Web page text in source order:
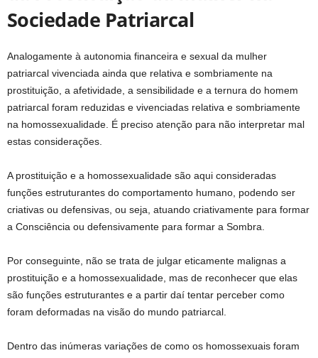
Sociedade Patriarcal
Analogamente à autonomia financeira e sexual da mulher
patriarcal vivenciada ainda que relativa e sombriamente na
prostituição, a afetividade, a sensibilidade e a ternura do homem
patriarcal foram reduzidas e vivenciadas relativa e sombriamente
na homossexualidade. É preciso atenção para não interpretar mal
estas considerações.
A prostituição e a homossexualidade são aqui consideradas
funções estruturantes do comportamento humano, podendo ser
criativas ou defensivas, ou seja, atuando criativamente para formar
a Consciência ou defensivamente para formar a Sombra.
Por conseguinte, não se trata de julgar eticamente malignas a
prostituição e a homossexualidade, mas de reconhecer que elas
são funções estruturantes e a partir daí tentar perceber como
foram deformadas na visão do mundo patriarcal.
Dentro das inúmeras variações de como os homossexuais foram